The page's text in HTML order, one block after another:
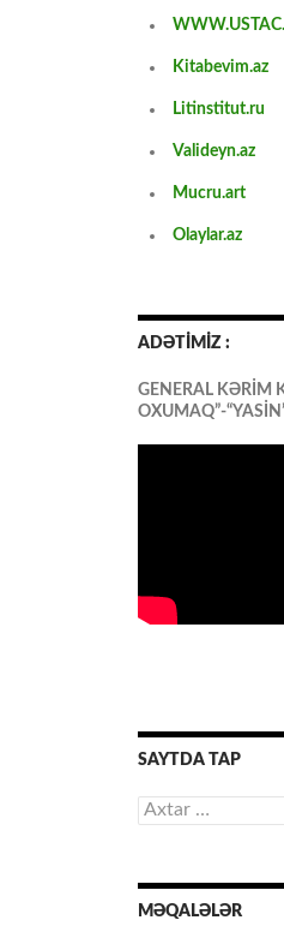
Kitabevim.az
Litinstitut.ru
Valideyn.az
Mucru.art
Olaylar.az
ADƏTİMİZ :
GENERAL KƏRİM
OXUMAQ”-
SAYTDA TAP
Axtarış:
MƏQALƏLƏR